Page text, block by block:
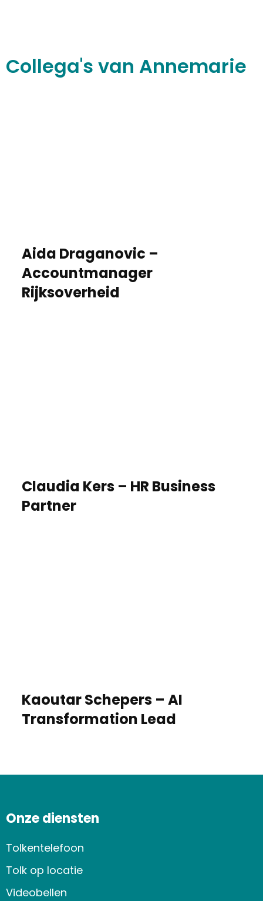
Collega's van Annemarie
Aida Draganovic –
Accountmanager
Rijksoverheid
Claudia Kers – HR Business
Partner
Kaoutar Schepers – AI
Transformation Lead
Onze diensten
Tolkentelefoon
Tolk op locatie
Videobellen